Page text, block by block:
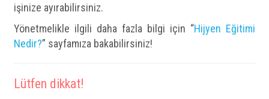
işinize ayırabilirsiniz.
Yönetmelikle ilgili daha fazla bilgi için “Hijyen Eğitimi
Nedir?” sayfamıza bakabilirsiniz!
Lütfen dikkat!